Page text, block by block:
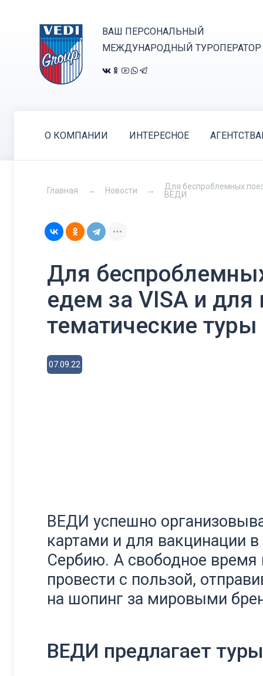
ВАШ ПЕРСОНАЛЬНЫЙ
МЕЖДУНАРОДНЫЙ ТУРОПЕРАТОР
О КОМПАНИИ ИНТЕРЕСНОЕ
Главная Новости
Для беспроблемных
ВЕДИ
Для
едем за VISA и для
тематические
07.09.22
ВЕДИ успешно
картами и для вакцинации
Сербию. А свободное время
провести с пользой,
на шопинг за мировыми
ВЕДИ предлагает